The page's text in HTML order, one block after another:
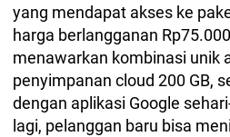
yang mendapat akses ke
harga berlangganan
menawarkan kombinasi unik
penyimpanan cloud 200 GB,
dengan aplikasi Google
lagi, pelanggan baru bisa